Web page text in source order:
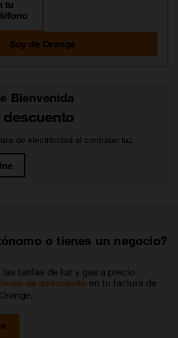
tu
Soy de Orange
Bienvenida
descuento
de electricidad al contratar luz
o tienes un negocio?
tarifas de luz y gas a precio
mes de descuentoen tu factura de